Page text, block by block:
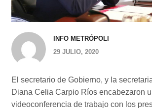
INFO METRÓPOLI
29 JULIO, 2020
El secretario de Gobierno, y la
Diana Celia Carpio Ríos encabezaron
videoconferencia de trabajo con los